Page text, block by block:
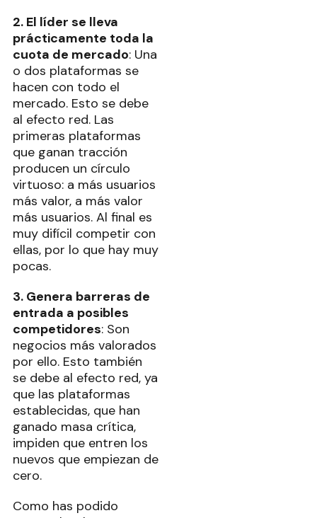
2. El líder se lleva
prácticamente toda la
cuota de mercado: Una
o dos plataformas se
hacen con todo el
mercado. Esto se debe
al efecto red. Las
primeras plataformas
que ganan tracción
producen un círculo
virtuoso: a más usuarios
más valor, a más valor
más usuarios. Al final es
muy difícil competir con
ellas, por lo que hay muy
pocas.
3. Genera barreras de
entrada a posibles
competidores: Son
negocios más valorados
por ello. Esto también
se debe al efecto red, ya
que las plataformas
establecidas, que han
ganado masa crítica,
impiden que entren los
nuevos que empiezan de
cero.
Como has podido